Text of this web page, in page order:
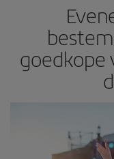
goedkope